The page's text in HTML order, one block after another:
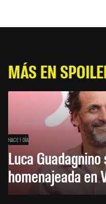
MÁS EN
HACE 1 DÍA
Luca
homenajeada en